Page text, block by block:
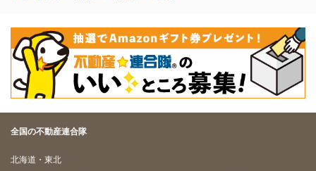
全国の不動産連合隊
北海道・東北